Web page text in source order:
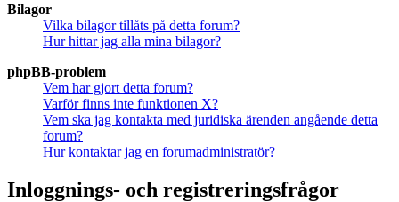
Bilagor
Vilka bilagor tillåts på detta forum?
Hur hittar jag alla mina bilagor?
phpBB-problem
Vem har gjort detta forum?
Varför finns inte funktionen X?
Vem ska jag kontakta med juridiska ärenden angående detta
forum?
Hur kontaktar jag en forumadministratör?
Inloggnings- och registreringsfrågor